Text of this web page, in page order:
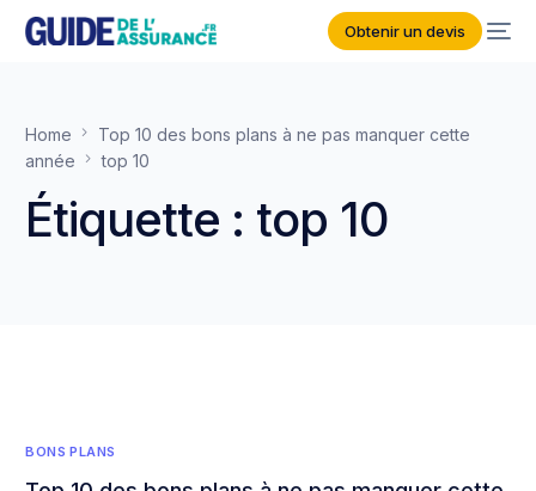
Obtenir un devis
Home
Top 10 des bons plans à ne pas manquer cette
année
top 10
Étiquette : top 10
BONS PLANS